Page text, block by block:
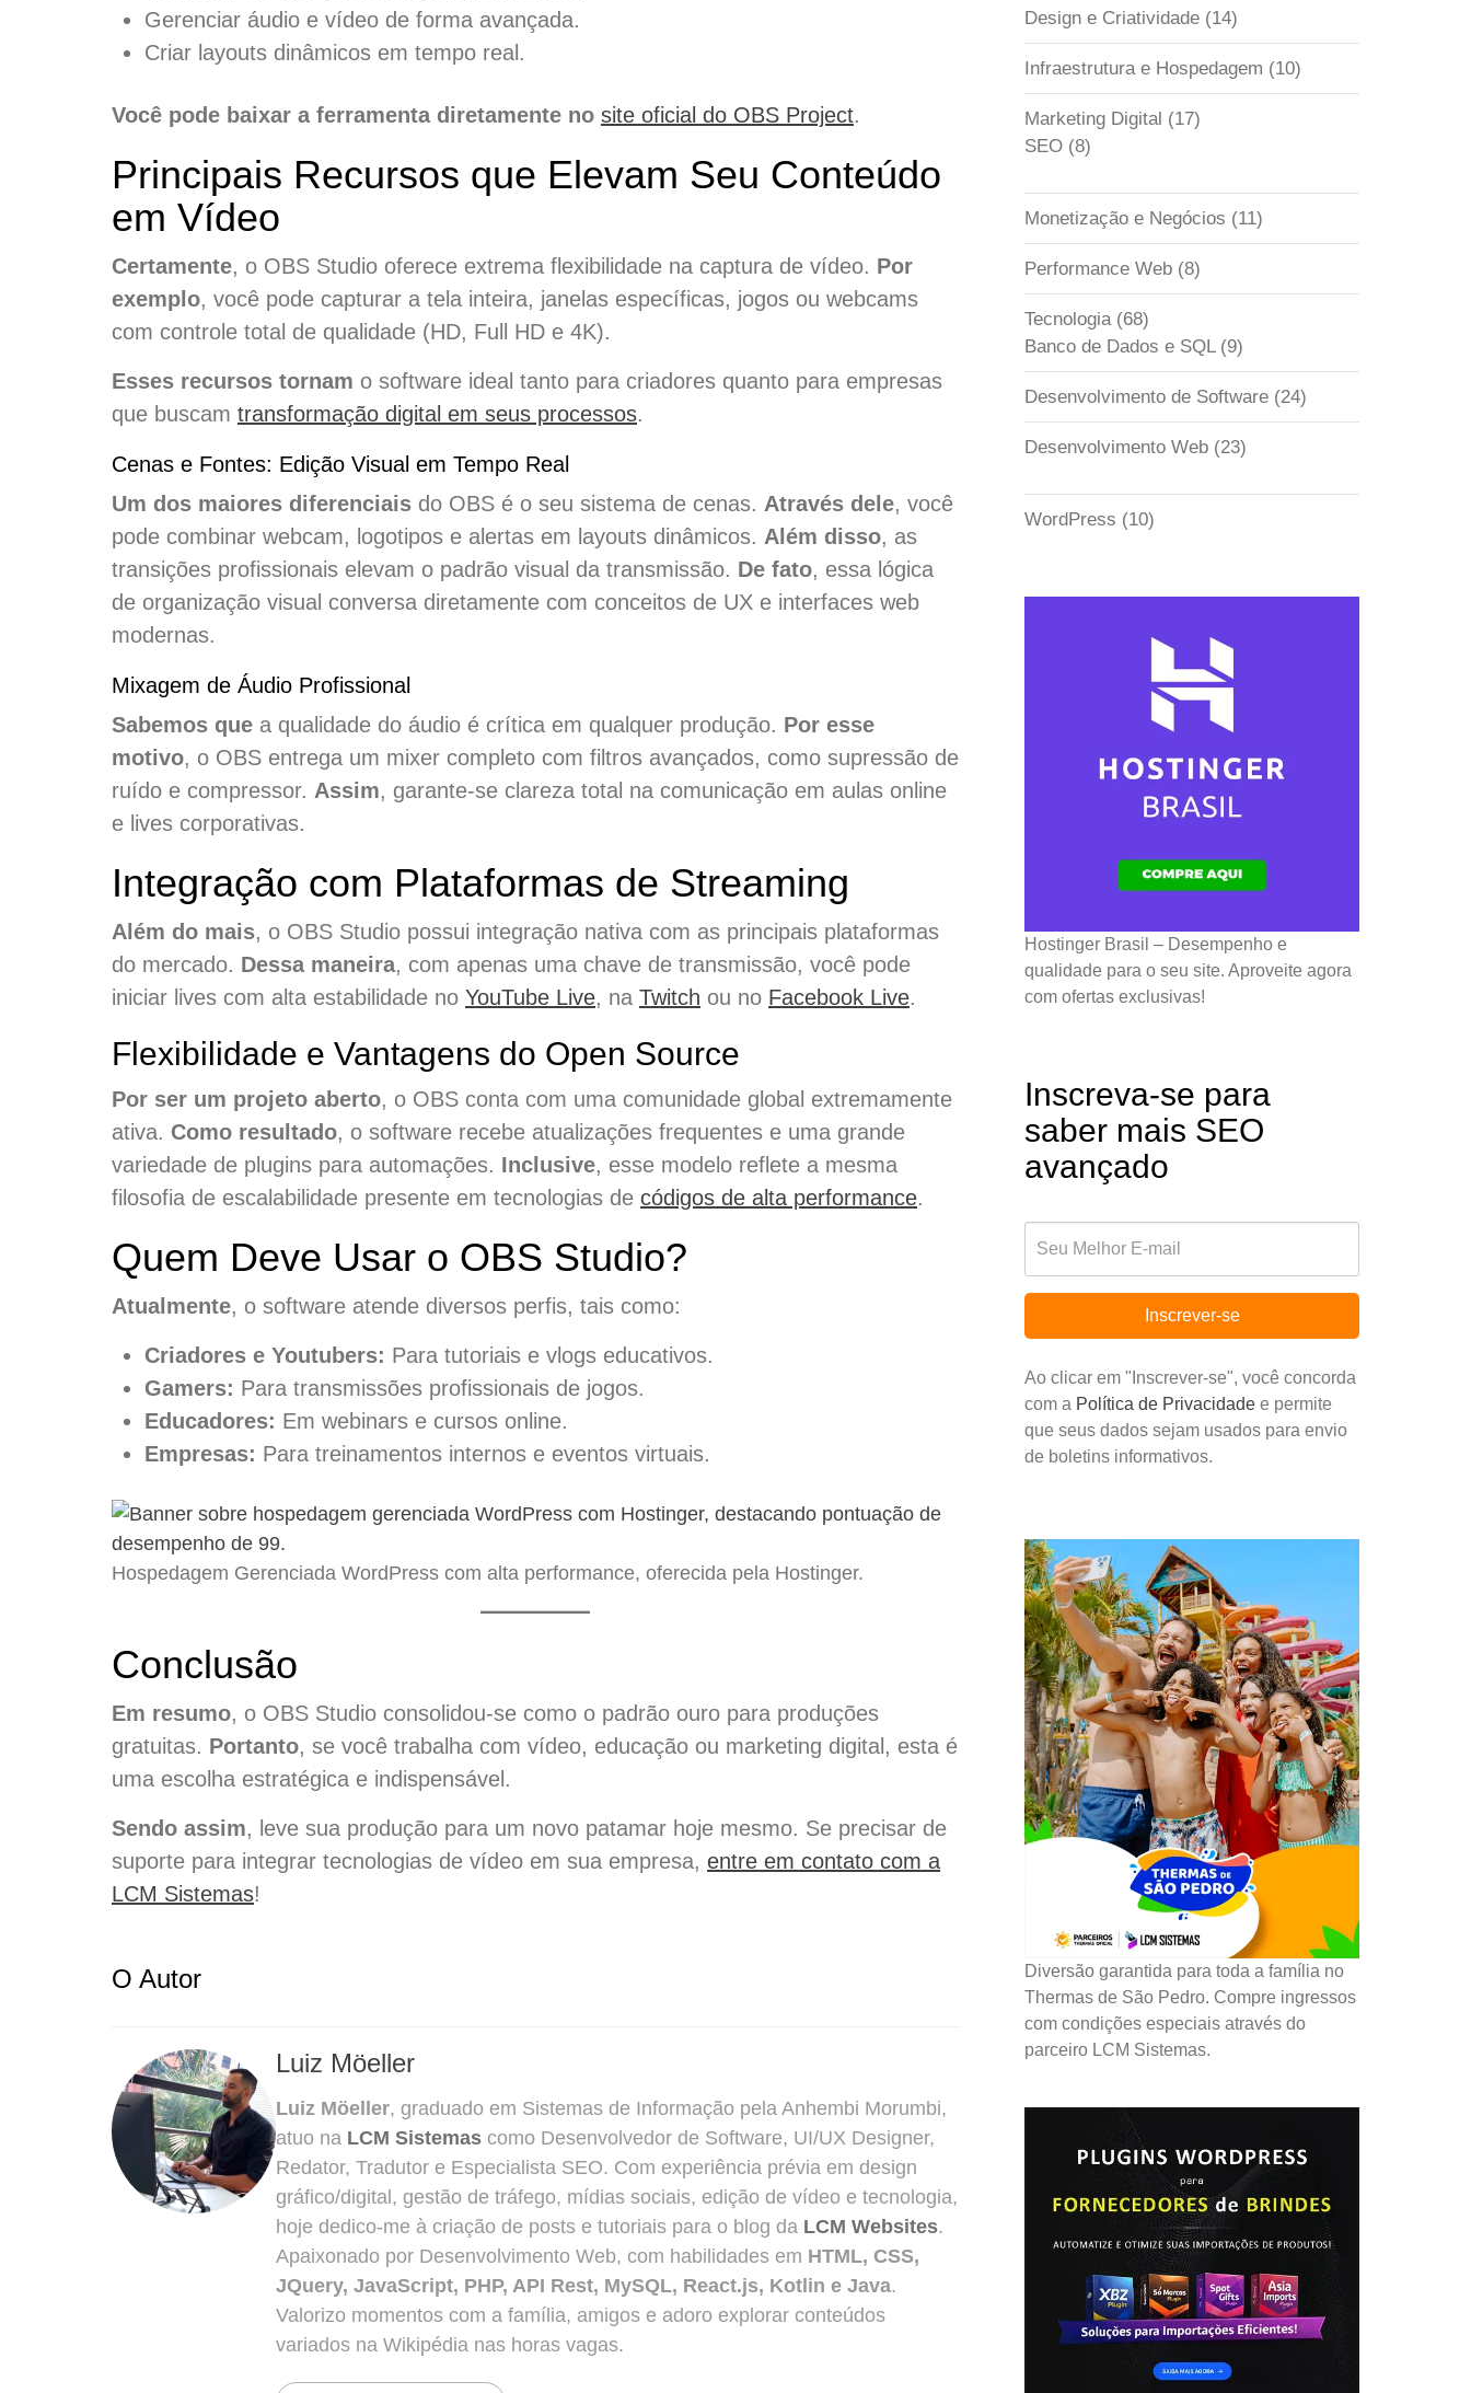
Gerenciar áudio e vídeo de forma avançada.
Criar layouts dinâmicos em tempo real.
Você pode baixar a ferramenta diretamente no site oficial do OBS Project.
Principais Recursos que Elevam Seu Conteúdo
em Vídeo
Certamente, o OBS Studio oferece extrema flexibilidade na captura de vídeo. Por
exemplo, você pode capturar a tela inteira, janelas específicas, jogos ou webcams
com controle total de qualidade (HD, Full HD e 4K).
Esses recursos tornam o software ideal tanto para criadores quanto para empresas
que buscam transformação digital em seus processos.
Cenas e Fontes: Edição Visual em Tempo Real
Um dos maiores diferenciais do OBS é o seu sistema de cenas. Através dele, você
pode combinar webcam, logotipos e alertas em layouts dinâmicos. Além disso, as
transições profissionais elevam o padrão visual da transmissão. De fato, essa lógica
de organização visual conversa diretamente com conceitos de UX e interfaces web
modernas.
Mixagem de Áudio Profissional
Sabemos que a qualidade do áudio é crítica em qualquer produção. Por esse
motivo, o OBS entrega um mixer completo com filtros avançados, como supressão de
ruído e compressor. Assim, garante-se clareza total na comunicação em aulas online
e lives corporativas.
Integração com Plataformas de Streaming
Além do mais, o OBS Studio possui integração nativa com as principais plataformas
do mercado. Dessa maneira, com apenas uma chave de transmissão, você pode
iniciar lives com alta estabilidade no YouTube Live, na Twitch ou no Facebook Live.
Flexibilidade e Vantagens do Open Source
Por ser um projeto aberto, o OBS conta com uma comunidade global extremamente
ativa. Como resultado, o software recebe atualizações frequentes e uma grande
variedade de plugins para automações. Inclusive, esse modelo reflete a mesma
filosofia de escalabilidade presente em tecnologias de códigos de alta performance.
Quem Deve Usar o OBS Studio?
Atualmente, o software atende diversos perfis, tais como:
Criadores e Youtubers: Para tutoriais e vlogs educativos.
Gamers: Para transmissões profissionais de jogos.
Educadores: Em webinars e cursos online.
Empresas: Para treinamentos internos e eventos virtuais.
Hospedagem Gerenciada WordPress com alta performance, oferecida pela Hostinger.
Conclusão
Em resumo, o OBS Studio consolidou-se como o padrão ouro para produções
gratuitas. Portanto, se você trabalha com vídeo, educação ou marketing digital, esta é
uma escolha estratégica e indispensável.
Sendo assim, leve sua produção para um novo patamar hoje mesmo. Se precisar de
suporte para integrar tecnologias de vídeo em sua empresa, entre em contato com a
LCM Sistemas!
O Autor
Luiz Möeller
Luiz Möeller, graduado em Sistemas de Informação pela Anhembi Morumbi,
atuo na LCM Sistemas como Desenvolvedor de Software, UI/UX Designer,
Redator, Tradutor e Especialista SEO. Com experiência prévia em design
gráfico/digital, gestão de tráfego, mídias sociais, edição de vídeo e tecnologia,
hoje dedico-me à criação de posts e tutoriais para o blog da LCM Websites.
Apaixonado por Desenvolvimento Web, com habilidades em HTML, CSS,
JQuery, JavaScript, PHP, API Rest, MySQL, React.js, Kotlin e Java.
Valorizo momentos com a família, amigos e adoro explorar conteúdos
variados na Wikipédia nas horas vagas.
Design e Criatividade (14)
Infraestrutura e Hospedagem (10)
Marketing Digital (17)
SEO (8)
Monetização e Negócios (11)
Performance Web (8)
Tecnologia(68)
Banco de Dados e SQL(9)
Desenvolvimento de Software (24)
Desenvolvimento Web (23)
WordPress (10)
Hostinger Brasil – Desempenho e
qualidade para o seu site. Aproveite agora
com ofertas exclusivas!
Inscreva-se para
saber mais SEO
avançado
Inscrever-se
Ao clicar em "Inscrever-se", você concorda
com a Política de Privacidade e permite
que seus dados sejam usados para envio
de boletins informativos.
Diversão garantida para toda a família no
Thermas de São Pedro. Compre ingressos
com condições especiais através do
parceiro LCM Sistemas.